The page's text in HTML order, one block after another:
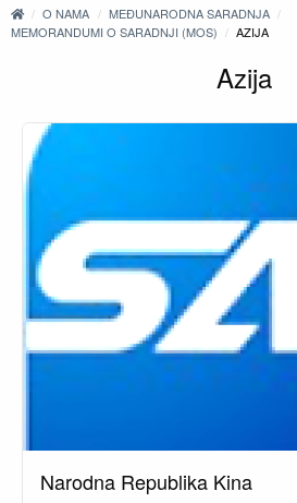
O NAMA
MEĐUNARODNA SARADNJA
MEMORANDUMI O SARADNJI (MOS)
AZIJA
Azija
Narodna Republika Kina